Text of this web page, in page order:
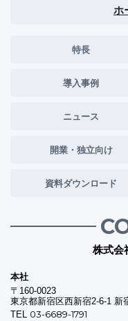
ホ
特長
導入事例
ニュース
開業・独立向け
資料ダウンロード
株式会
本社
〒160-0023
東京都新宿区西新宿2-6-1 新
TEL 03-6689-1791